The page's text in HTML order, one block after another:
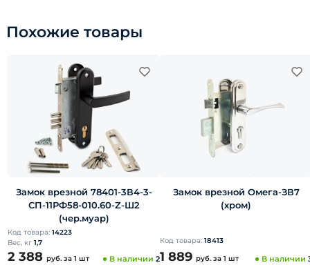
Похожие товары
Замок врезной 78401-3В4-3-
СП-11РФ58-010.60-Z-Ш2
(чер.муар)
Код товара: 14223
Вес, кг 1,7
2 388 руб. за 1 шт В наличии 2
Замок врезной Омега-ЗВ7
(хром)
Код товара: 18413
1 889 руб. за 1 шт В наличии